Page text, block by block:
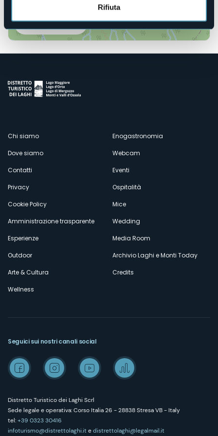
Rifiuta
Apri mappa
Menù
secondario
Chi siamo
Dove siamo
Contatti
Privacy
Cookie Policy
Amministrazione trasparente
Esperienze
Outdoor
Arte & Cultura
Wellness
Enogastronomia
Webcam
Eventi
Ospitalità
Mice
Wedding
Media Room
Archivio Laghi e Monti Today
Credits
Distretto Turistico dei Laghi Scrl
Sede legale e operativa: Corso Italia 26 - 28838 Stresa VB - Italy
tel:+39 0323 30416
infoturismo@distrettolaghi.itedistrettolaghi@legalmail.it
Seguici sui nostri canali social